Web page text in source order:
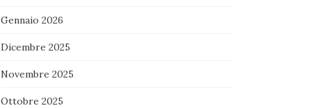
Gennaio 2026
Dicembre 2025
Novembre 2025
Ottobre 2025